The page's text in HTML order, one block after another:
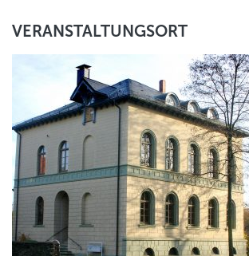
VERANSTALTUNGSORT